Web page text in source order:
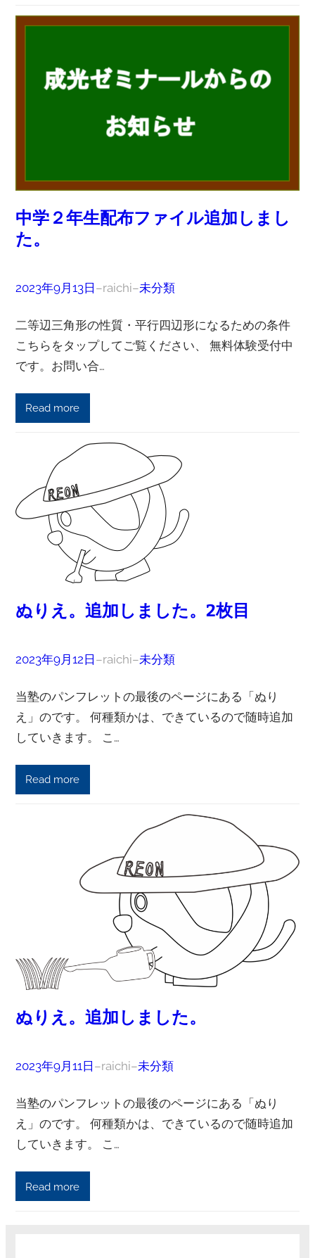
中学２年生配布ファイル追加しまし
た。
2023年9月13日 –raichi–未分類
二等辺三角形の性質・平行四辺形になるための条件
こちらをタップしてご覧ください、 無料体験受付中
です。お問い合…
Read more
ぬりえ。追加しました。2枚目
2023年9月12日 –raichi–未分類
当塾のパンフレットの最後のページにある「ぬり
え」のです。 何種類かは、できているので随時追加
していきます。 こ…
Read more
ぬりえ。追加しました。
2023年9月11日 –raichi–未分類
当塾のパンフレットの最後のページにある「ぬり
え」のです。 何種類かは、できているので随時追加
していきます。 こ…
Read more